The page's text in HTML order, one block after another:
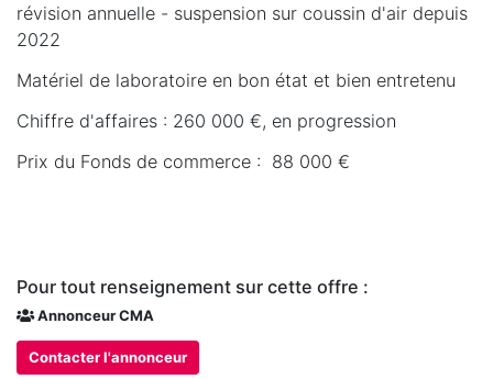
révision annuelle - suspension sur coussin d'air depuis
2022
Matériel de laboratoire en bon état et bien entretenu
Chiffre d'affaires : 260 000 €, en progression
Prix du Fonds de commerce : 88 000 €
Pour tout renseignement sur cette offre :
Annonceur CMA
Contacter l'annonceur